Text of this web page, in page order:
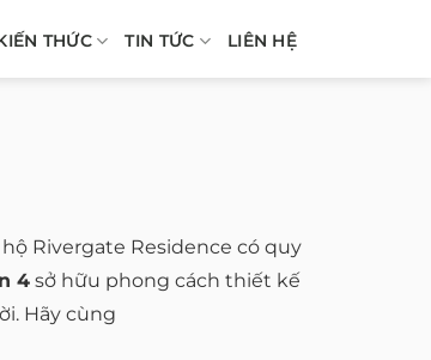
THỨC TIN TỨC LIÊN HỆ
Rivergate Residence có quy
4 sở hữu phong cách thiết kế
Hãy cùng